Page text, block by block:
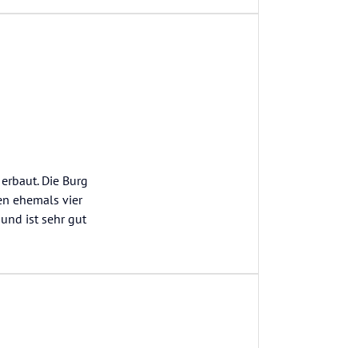
Die Burg
ehemals vier
ist sehr gut